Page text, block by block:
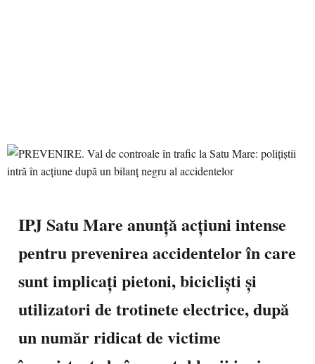
IPJ Satu Mare anunță acțiuni intense
pentru prevenirea accidentelor în care
sunt implicați pietoni, bicicliști și
utilizatori de trotinete electrice, după
un număr ridicat de victime